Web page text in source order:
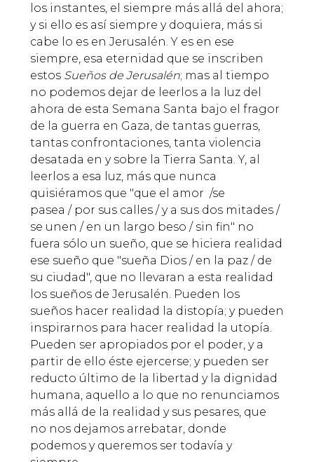
los instantes, el siempre más allá del ahora;
y si ello es así siempre y doquiera, más si
cabe lo es en Jerusalén. Y es en ese
siempre, esa eternidad que se inscriben
estos Sueños de Jerusalén; mas al tiempo
no podemos dejar de leerlos a la luz del
ahora de esta Semana Santa bajo el fragor
de la guerra en Gaza, de tantas guerras,
tantas confrontaciones, tanta violencia
desatada en y sobre la Tierra Santa. Y, al
leerlos a esa luz, más que nunca
quisiéramos que "que el amor /se
pasea / por sus calles / y a sus dos mitades /
se unen / en un largo beso / sin fin" no
fuera sólo un sueño, que se hiciera realidad
ese sueño que "sueña Dios / en la paz / de
su ciudad", que no llevaran a esta realidad
los sueños de Jerusalén. Pueden los
sueños hacer realidad la distopía; y pueden
inspirarnos para hacer realidad la utopía.
Pueden ser apropiados por el poder, y a
partir de ello éste ejercerse; y pueden ser
reducto último de la libertad y la dignidad
humana, aquello a lo que no renunciamos
más allá de la realidad y sus pesares, que
no nos dejamos arrebatar, donde
podemos y queremos ser todavía y